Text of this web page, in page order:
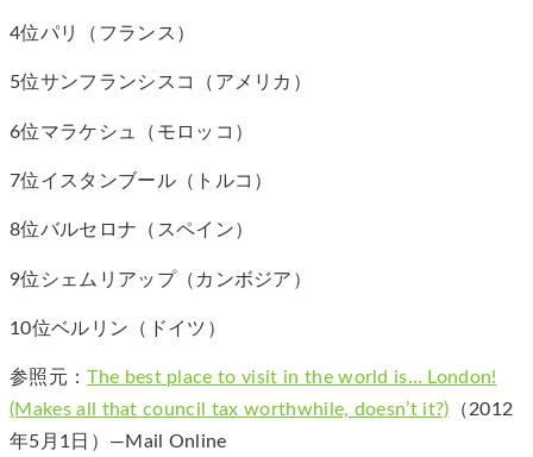
4位パリ（フランス）
5位サンフランシスコ（アメリカ）
6位マラケシュ（モロッコ）
7位イスタンブール（トルコ）
8位バルセロナ（スペイン）
9位シェムリアップ（カンボジア）
10位ベルリン（ドイツ）
参照元：The best place to visit in the world is… London!
(Makes all that council tax worthwhile, doesn’t it?) （2012
年5月1日）―Mail Online